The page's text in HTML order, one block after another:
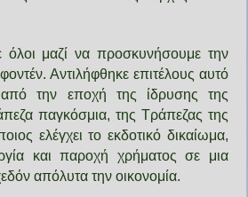
όλοι μαζί να προσκυνήσουμε την
Αντιλήφθηκε επιτέλους αυτό
την εποχή της ίδρυσης της
παγκόσμια, της Τράπεζας της
ελέγχει το εκδοτικό δικαίωμα,
και παροχή χρήματος σε μια
απόλυτα την οικονομία.